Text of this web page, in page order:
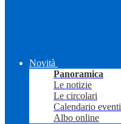
Novità
Panoramica
Le notizie
Le circolari
Calendario eventi
Albo online